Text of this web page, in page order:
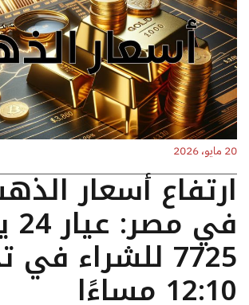
20 مايو، 2026
ارتفاع أسعار
7725 للشراء
12:10 مساءًا